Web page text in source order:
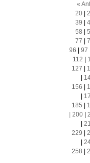
«
20|
39
58
77
96
97
112
127
156
185
200|
229
258